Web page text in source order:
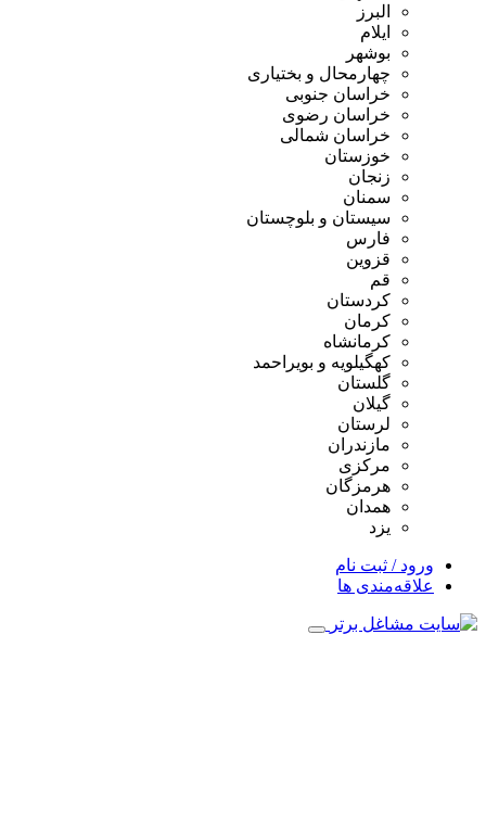
البرز
ایلام
بوشهر
چهارمحال و بختیاری
خراسان جنوبی
خراسان رضوی
خراسان شمالی
خوزستان
زنجان
سمنان
سیستان و بلوچستان
فارس
قزوین
قم
کردستان
کرمان
کرمانشاه
کهگیلویه و بویراحمد
گلستان
گیلان
لرستان
مازندران
مرکزی
هرمزگان
همدان
یزد
ورود / ثبت نام
علاقه‌مندی ها